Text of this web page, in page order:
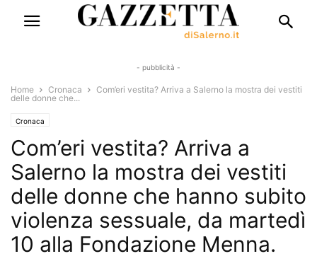
- pubblicità -
Home Cronaca
Com’eri vestita? Arriva a Salerno la mostra dei vestiti
delle donne che...
Cronaca
Com’eri vestita? Arriva a
Salerno la mostra dei vestiti
delle donne che hanno subito
violenza sessuale, da martedì
10 alla Fondazione Menna.